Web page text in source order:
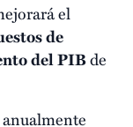
el
de
del PIBde